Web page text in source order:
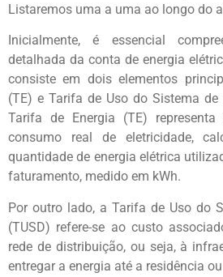
Listaremos uma a uma ao longo do
Inicialmente, é essencial
detalhada da conta de energia
consiste em dois elementos
(TE) e Tarifa de Uso do Sistema
Tarifa de Energia (TE)
consumo real de eletricidade,
quantidade de energia elétrica
faturamento, medido em kWh.
Por outro lado, a Tarifa de Uso do
(TUSD) refere-se ao custo
rede de distribuição, ou seja, à
entregar a energia até a residência